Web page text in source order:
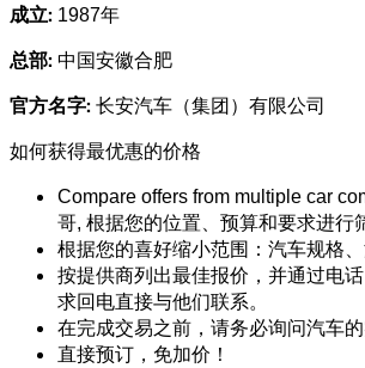
成立: 1987年
总部: 中国安徽合肥
官方名字: 长安汽车（集团）有限公司
如何获得最优惠的价格
Compare offers from multiple car
哥, 根据您的位置、预算和要求进行
根据您的喜好缩小范围：汽车规格、
按提供商列出最佳报价，并通过电
求回电直接与他们联系。
在完成交易之前，请务必询问汽车的
直接预订，免加价！